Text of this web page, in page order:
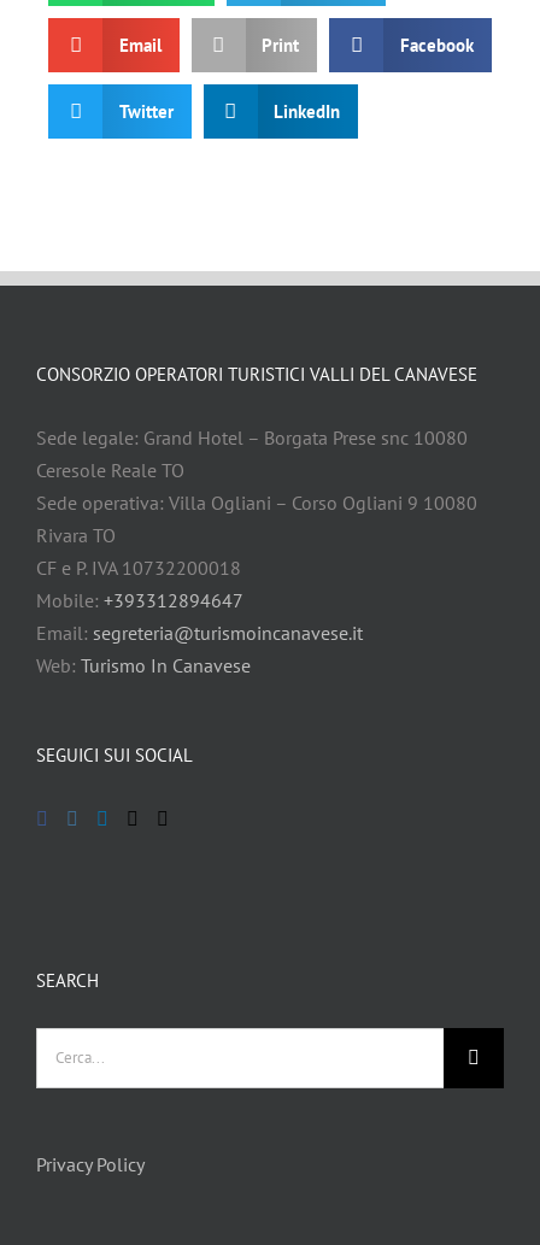
Email Print Facebook
Twitter LinkedIn
CONSORZIO OPERATORI TURISTICI VALLI DEL CANAVESE
Sede legale: Grand Hotel – Borgata Prese snc 10080
Ceresole Reale TO
Sede operativa: Villa Ogliani – Corso Ogliani 9 10080
Rivara TO
CF e P. IVA 10732200018
Mobile: +393312894647
Email: segreteria@turismoincanavese.it
Web: Turismo In Canavese
SEGUICI SUI SOCIAL
SEARCH
Privacy Policy